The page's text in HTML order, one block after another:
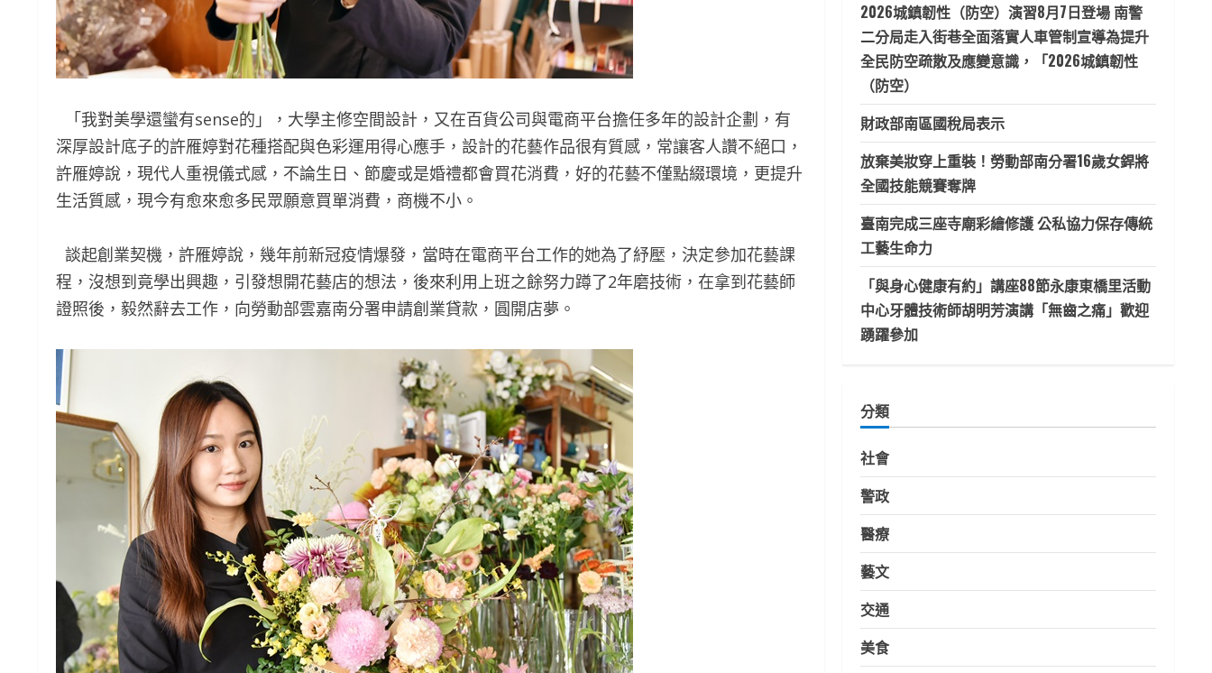
「我對美學還蠻有sense的」，大學主修空間設計，又在百貨公司與電商平台擔任多年的設計企劃，有
深厚設計底子的許雁婷對花種搭配與色彩運用得心應手，設計的花藝作品很有質感，常讓客人讚不絕口，
許雁婷說，現代人重視儀式感，不論生日、節慶或是婚禮都會買花消費，好的花藝不僅點綴環境，更提升
生活質感，現今有愈來愈多民眾願意買單消費，商機不小。
談起創業契機，許雁婷說，幾年前新冠疫情爆發，當時在電商平台工作的她為了紓壓，決定參加花藝課
程，沒想到竟學出興趣，引發想開花藝店的想法，後來利用上班之餘努力蹲了2年磨技術，在拿到花藝師
證照後，毅然辭去工作，向勞動部雲嘉南分署申請創業貸款，圓開店夢。
2026城鎮韌性（防空）演習8月7日登場 南警
二分局走入街巷全面落實人車管制宣導為提升
全民防空疏散及應變意識，「2026城鎮韌性
（防空）
財政部南區國稅局表示
放棄美妝穿上重裝！勞動部南分署16歲女銲將
全國技能競賽奪牌
臺南完成三座寺廟彩繪修護 公私協力保存傳統
工藝生命力
「與身心健康有約」講座88節永康東橋里活動
中心牙體技術師胡明芳演講「無齒之痛」歡迎
踴躍參加
分類
社會
警政
醫療
藝文
交通
美食